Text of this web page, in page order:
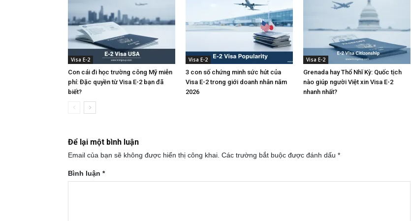
Visa E-2
Con cái đi học trường công Mỹ miễn
phí: Đặc quyền từ Visa E-2 bạn đã
biết?
Visa E-2
3 con số chứng minh sức hút của
Visa E-2 trong giới doanh nhân năm
2026
Visa E-2
Grenada hay Thổ Nhĩ Kỳ: Quốc tịch
nào giúp người Việt xin Visa E-2
nhanh nhất?
Để lại một bình luận
Email của bạn sẽ không được hiển thị công khai. Các trường bắt buộc được đánh dấu *
Bình luận *